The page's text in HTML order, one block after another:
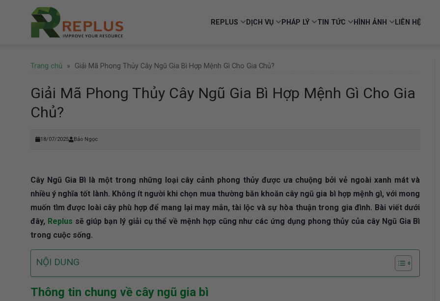
REPLUS DỊCH VỤ PHÁP LÝ TIN TỨC HÌNH ẢNH LIÊN HỆ
Trang chủ » Giải Mã Phong Thủy Cây Ngũ Gia Bì Hợp Mệnh Gì Cho Gia Chủ?
Giải Mã Phong Thủy Cây Ngũ Gia Bì Hợp Mệnh Gì Cho Gia
Chủ?
18/07/2025 Bảo Ngọc
Cây Ngũ Gia Bì là một trong những loại cây cảnh phong thủy được ưa chuộng bởi vẻ ngoài xanh mát và
nhiều ý nghĩa tốt lành. Không ít người khi chọn mua thường băn khoăn cây ngũ gia bì hợp mệnh gì, với mong
muốn tìm được loài cây phù hợp để mang lại may mắn, tài lộc và sự hòa thuận trong gia đình. Bài viết dưới
đây, Replus sẽ giúp bạn lý giải cụ thể về mệnh hợp cũng như các ứng dụng phong thủy của cây Ngũ Gia Bì
trong cuộc sống.
NỘI DUNG
Thông tin chung về cây ngũ gia bì